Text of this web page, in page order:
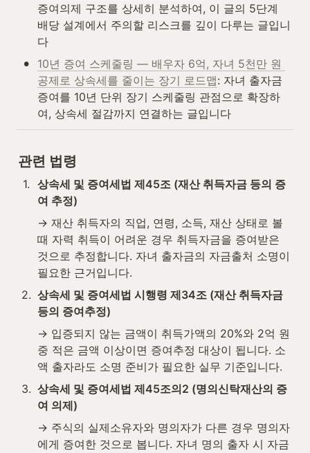
증여의제 구조를 상세히 분석하여, 이 글의 5단계
배당 설계에서 주의할 리스크를 깊이 다루는 글입니
다
•
10년 증여 스케줄링 — 배우자 6억, 자녀 5천만 원
공제로 상속세를 줄이는 장기 로드맵: 자녀 출자금
증여를 10년 단위 장기 스케줄링 관점으로 확장하
여, 상속세 절감까지 연결하는 글입니다
관련 법령
1. 상속세 및 증여세법 제45조 (재산 취득자금 등의 증
여 추정)
→ 재산 취득자의 직업, 연령, 소득, 재산 상태로 볼
때 자력 취득이 어려운 경우 취득자금을 증여받은
것으로 추정합니다. 자녀 출자금의 자금출처 소명이
필요한 근거입니다.
2. 상속세 및 증여세법 시행령 제34조 (재산 취득자금
등의 증여추정)
→ 입증되지 않는 금액이 취득가액의 20%와 2억 원
중 적은 금액 이상이면 증여추정 대상이 됩니다. 소
액 출자라도 소명 준비가 필요한 실무 기준입니다.
3. 상속세 및 증여세법 제45조의2 (명의신탁재산의 증
여 의제)
→ 주식의 실제소유자와 명의자가 다른 경우 명의자
에게 증여한 것으로 봅니다. 자녀 명의 출자 시 자금